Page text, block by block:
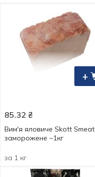
+
85.32 ₴
Вим'я яловиче Skott Smeat
заморожене ~1кг
за 1 кг